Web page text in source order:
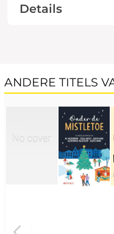
Details
ANDERE TITELS